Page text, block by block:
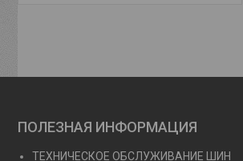
ПОЛЕЗНАЯ ИНФОРМАЦИЯ
ТЕХНИЧЕСКОЕ ОБСЛУЖИВАНИЕ ШИН